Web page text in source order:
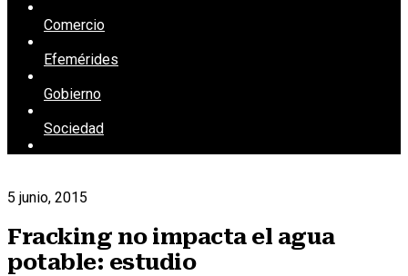
Comercio
Efemérides
Gobierno
Sociedad
5 junio, 2015
Fracking no impacta el agua
potable: estudio